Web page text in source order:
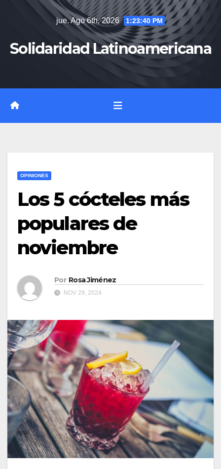
jue. Ago 6th, 2026 1:23:41 PM
Solidaridad Latinoamericana
OPINIONES
Los 5 cócteles más
populares de
noviembre
Por Rosa Jiménez
NOV 29, 2024